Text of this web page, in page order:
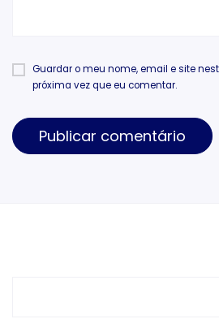
Guardar o meu nome, email e site
próxima vez que eu comentar.